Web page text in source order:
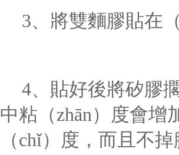
3、將雙麵膠貼在
4、貼好後將矽膠
中粘（zhān）度會
（chǐ）度，而且不掉